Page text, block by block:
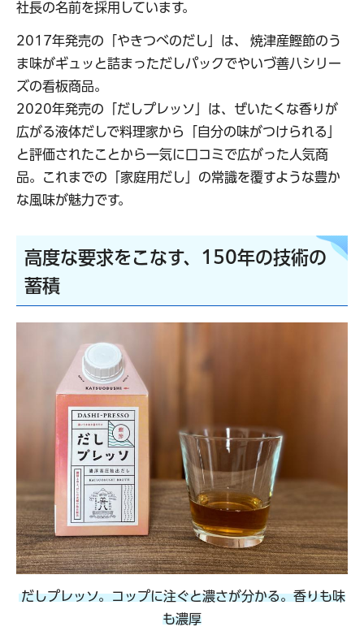
社長の名前を採用しています。
2017年発売の「やきつべのだし」は、 焼津産鰹節のう
ま味がギュッと詰まっただしパックでやいづ善八シリー
ズの看板商品。
2020年発売の「だしプレッソ」は、ぜいたくな香りが
広がる液体だしで料理家から「自分の味がつけられる」
と評価されたことから一気に口コミで広がった人気商
品。これまでの「家庭用だし」の常識を覆すような豊か
な風味が魅力です。
高度な要求をこなす、150年の技術の
蓄積
だしプレッソ。コップに注ぐと濃さが分かる。香りも味
も濃厚